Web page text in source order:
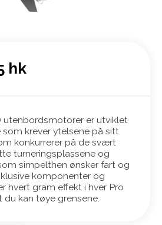
hk
utenbordsmotorer er utviklet
krever ytelsene på sitt
konkurrerer på de svært
turneringsplassene og
simpelthen ønsker fart og
komponenter og
hvert gram effekt i hver Pro
du kan tøye grensene.